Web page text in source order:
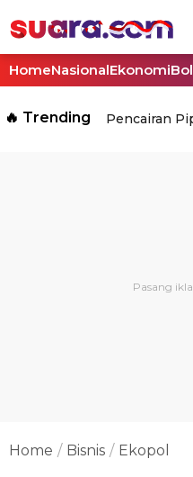
HomeNasionalEkonomi
🔥 Trending Pencairan
Home Bisnis Ekopol